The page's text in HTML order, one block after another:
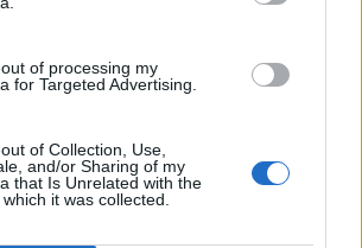
of processing my
for Targeted Advertising.
of Collection, Use,
and/or Sharing of my
that Is Unrelated with the
it was collected.